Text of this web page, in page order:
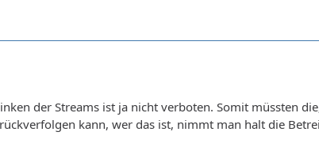
der Streams ist ja nicht verboten. Somit müssten
kann, wer das ist, nimmt man halt die